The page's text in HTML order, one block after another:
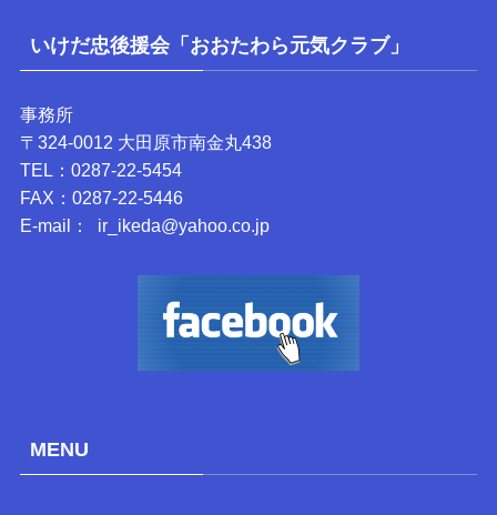
いけだ忠後援会「おおたわら元気クラブ」
事務所
〒324-0012 大田原市南金丸438
TEL：0287-22-5454
FAX：0287-22-5446
E-mail： ir_ikeda@yahoo.co.jp
MENU